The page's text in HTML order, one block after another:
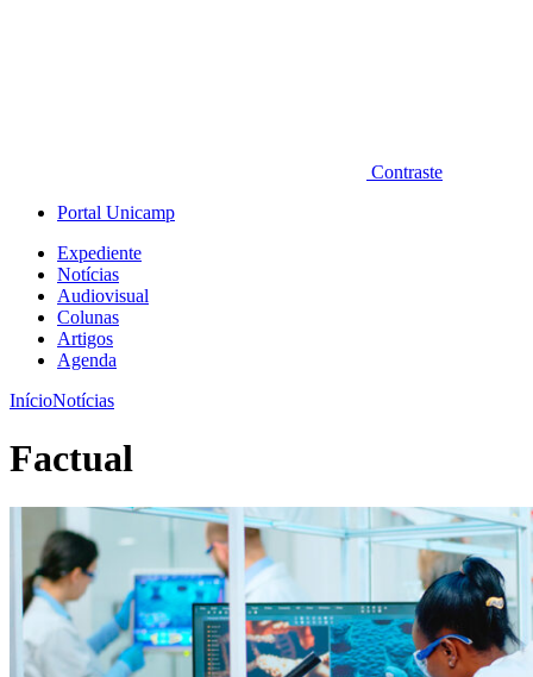
Contraste
Portal Unicamp
Expediente
Notícias
Audiovisual
Colunas
Artigos
Agenda
InícioNotícias
Factual